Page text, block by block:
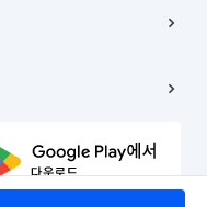
당사자에게 있습니다.